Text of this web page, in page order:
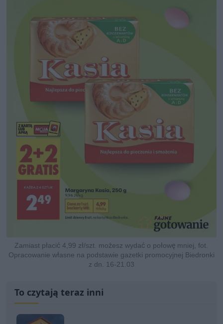
Zamiast płacić 4,99 zł/szt. możesz wydać o połowę mniej, fot.
Opracowanie własne na podstawie gazetki promocyjnej Biedronki
z dn. 16-21.03
To czytają teraz inni